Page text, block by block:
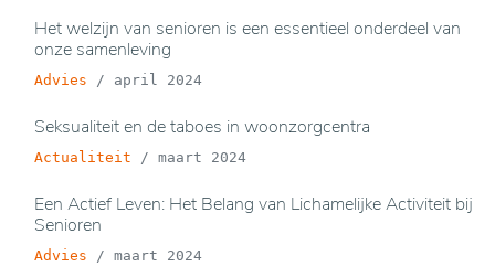
Het welzijn van senioren is een essentieel onderdeel van
onze samenleving
Advies / april 2024
Seksualiteit en de taboes in woonzorgcentra
Actualiteit / maart 2024
Een Actief Leven: Het Belang van Lichamelijke Activiteit bij
Senioren
Advies / maart 2024